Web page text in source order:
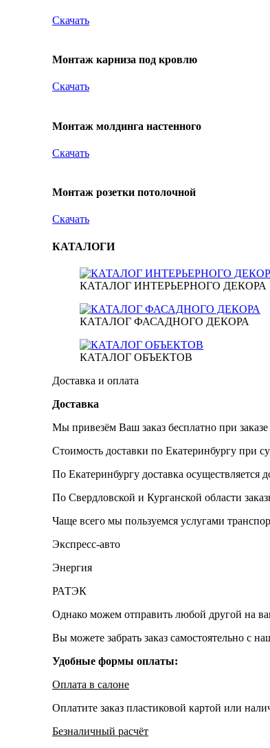
Скачать
Монтаж карниза под кровлю
Скачать
Монтаж молдинга настенного
Скачать
Монтаж розетки потолочной
Скачать
КАТАЛОГИ
КАТАЛОГ ИНТЕРЬЕРНОГО ДЕКОРА
КАТАЛОГ ФАСАДНОГО ДЕКОРА
КАТАЛОГ ОБЪЕКТОВ
Доставка и оплата
Доставка
Мы привезём Ваш заказ бесплатно при
Стоимость доставки по Екатеринбургу при
По Екатеринбургу доставка осуществляется
По Свердловской и Курганской области
Чаще всего мы пользуемся услугами
Экспресс-авто
Энергия
РАТЭК
Однако можем отправить любой другой на
Вы можете забрать заказ самостоятельно с
Удобные формы оплаты:
Оплата в салоне
Оплатите заказ пластиковой картой или
Безналичный расчёт